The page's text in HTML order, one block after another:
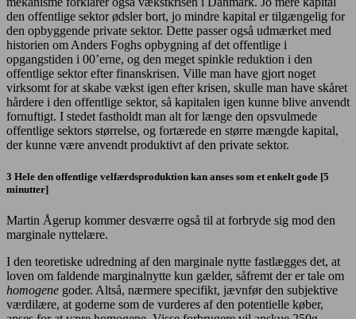
den offentlige sektor ødsler bort, jo mindre kapital er tilgængelig for
den opbyggende private sektor. Dette passer også udmærket med
historien om Anders Foghs opbygning af det offentlige i
opgangstiden i 00’erne, og den meget spinkle reduktion i den
offentlige sektor efter finanskrisen. Ville man have gjort noget
virksomt for at skabe vækst igen efter krisen, skulle man have skåret
hårdere i den offentlige sektor, så kapitalen igen kunne blive anvendt
fornuftigt. I stedet fastholdt man alt for længe den opsvulmede
offentlige sektors størrelse, og fortærede en større mængde kapital,
der kunne være anvendt produktivt af den private sektor.
3 Hele den offentlige velfærdsproduktion kan anses som et enkelt gode [5
minutter]
Martin Ågerup kommer desværre også til at forbryde sig mod den
marginale nyttelære.
I den teoretiske udredning af den marginale nytte fastlægges det, at
loven om faldende marginalnytte kun gælder, såfremt der er tale om
homogene goder. Altså, nærmere specifikt, jævnfør den subjektive
værdilære, at goderne som de vurderes af den potentielle køber,